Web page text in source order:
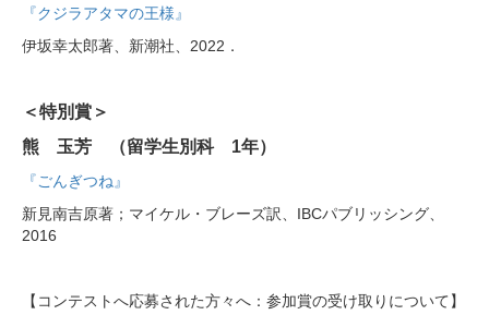
『クジラアタマの王様』
伊坂幸太郎著、新潮社、2022．
＜特別賞＞
熊 玉芳 （留学生別科 1年）
『ごんぎつね』
新見南吉原著；マイケル・ブレーズ訳、IBCパブリッシング、
2016
【コンテストへ応募された方々へ：参加賞の受け取りについて】